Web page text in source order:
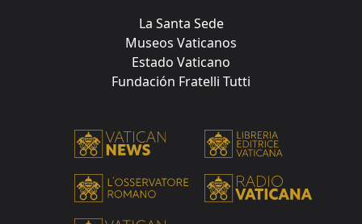
La Santa Sede
Museos Vaticanos
Estado Vaticano
Fundación Fratelli Tutti